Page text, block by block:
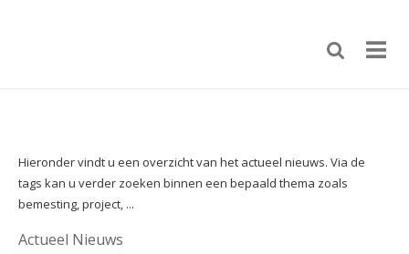
Hieronder vindt u een overzicht van het actueel nieuws. Via de
tags kan u verder zoeken binnen een bepaald thema zoals
bemesting, project, ...
Actueel Nieuws